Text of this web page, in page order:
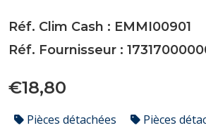
Réf. Clim Cash : EMMI00901
Réf. Fournisseur :
€18,80
Pièces détachées Pièces